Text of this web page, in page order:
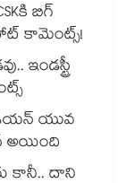
బిగ్
కామెంట్స్!
ఇండస్ట్రీ
యువ
అయింది
కానీ.. దాని